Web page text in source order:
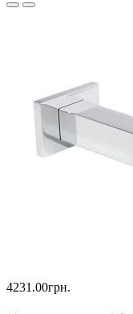
4231.00грн.